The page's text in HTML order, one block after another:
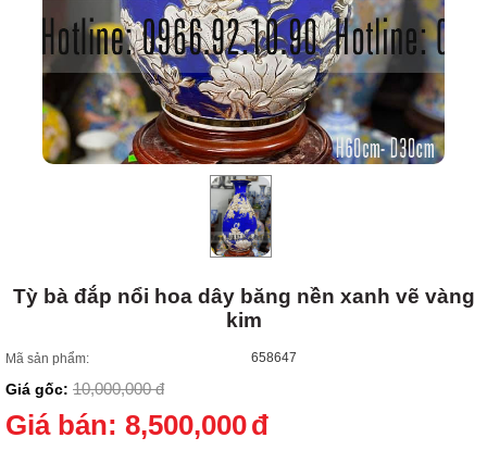
Tỳ bà đắp nổi hoa dây băng nền xanh vẽ vàng
kim
Mã sản phẩm: 658647
Giá gốc: 10,000,000 đ
Giá bán: 8,500,000đ